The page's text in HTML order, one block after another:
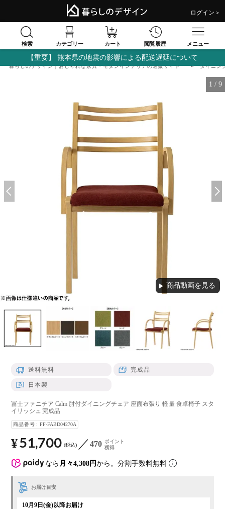
ログイン＞
検索 カテゴリー カート 閲覧履歴 メニュー
【重要】 熊本県の地震の影響による配送遅延について
暮らしのデザイン｜おしゃれな家具・モダンインテリアの通販サイト ダイニン
1 / 9
▶ 商品動画を見る
送料無料 完成品
日本製
冨士ファニチア Calm 肘付ダイニングチェア 座面布張り 軽量 食卓椅子 スタ
イリッシュ 完成品
商品番号 FF-FABD04270A
なら 月々4,308円から。分割手数料無料
¥51,700 税込 470 ポイント
獲得
お届け目安
10月9日(金)以降お届け